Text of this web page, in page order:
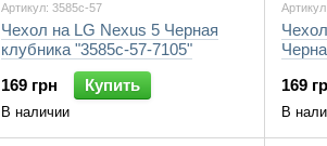
Артикул: 3585c-57
Чехол на LG Nexus 5 Черная
клубника "3585c-57-7105"
169 грн
Купить
В наличии
169
В